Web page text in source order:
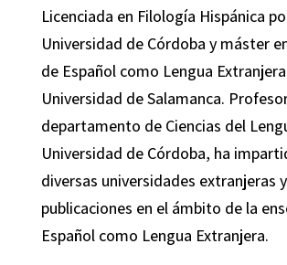
Licenciada en Filología Hispánica
Universidad de Córdoba y máster
de Español como Lengua
Universidad de Salamanca.
departamento de Ciencias del
Universidad de Córdoba, ha
diversas universidades extranjeras
publicaciones en el ámbito de la
Español como Lengua Extranjera.